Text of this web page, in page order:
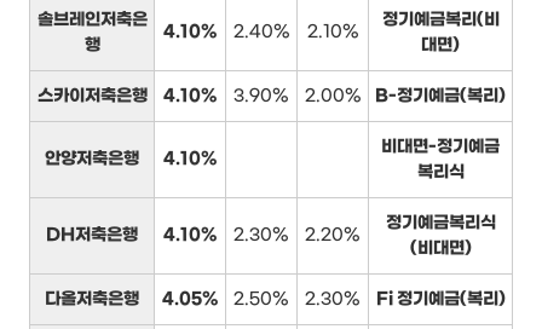
솔브레인저축은
행
4.10% 2.40% 2.10%
정기예금복리(비
대면)
스카이저축은행 4.10% 3.90% 2.00% B-정기예금(복리)
안양저축은행 4.10%
비대면-정기예금
복리식
DH저축은행 4.10% 2.30% 2.20%
정기예금복리식
(비대면)
다올저축은행 4.05% 2.50% 2.30% Fi 정기예금(복리)